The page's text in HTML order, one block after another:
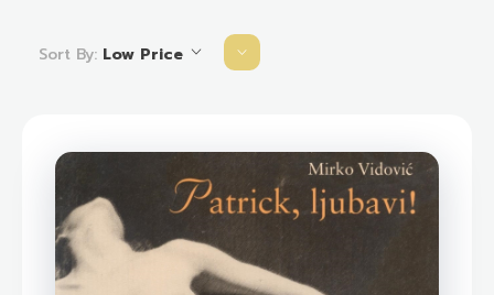
Sort By: Low Price